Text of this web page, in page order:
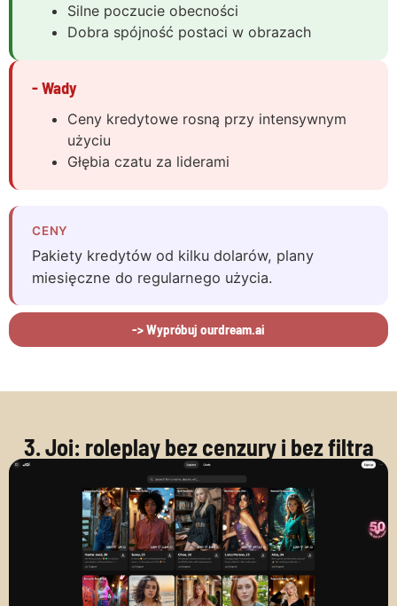
Silne poczucie obecności
Dobra spójność postaci w obrazach
- Wady
Ceny kredytowe rosną przy intensywnym
użyciu
Głębia czatu za liderami
CENY
Pakiety kredytów od kilku dolarów, plany
miesięczne do regularnego użycia.
-> Wypróbuj ourdream.ai
3. Joi: roleplay bez cenzury i bez filtra